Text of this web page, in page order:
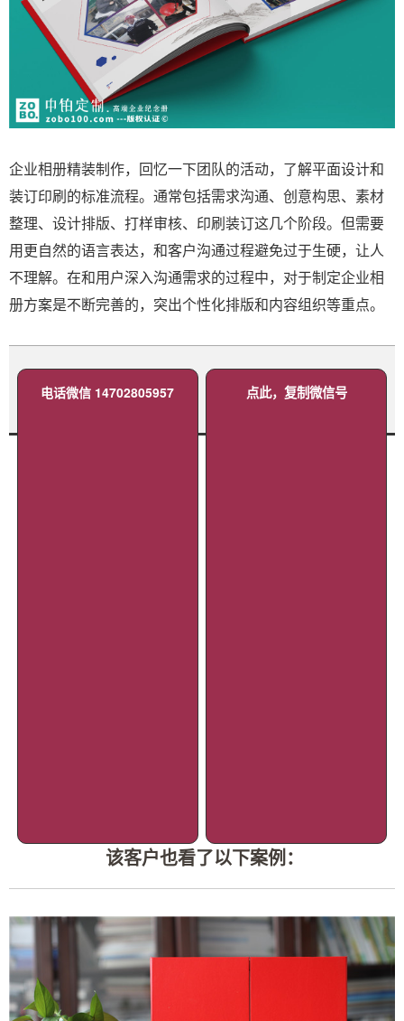
企业相册精装制作，回忆一下团队的活动，了解平面设计和
装订印刷的标准流程。通常包括需求沟通、创意构思、素材
整理、设计排版、打样审核、印刷装订这几个阶段。但需要
用更自然的语言表达，和客户沟通过程避免过于生硬，让人
不理解。在和用户深入沟通需求的过程中，对于制定企业相
册方案是不断完善的，突出个性化排版和内容组织等重点。
电话微信 14702805957 点此，复制微信号
该客户也看了以下案例：